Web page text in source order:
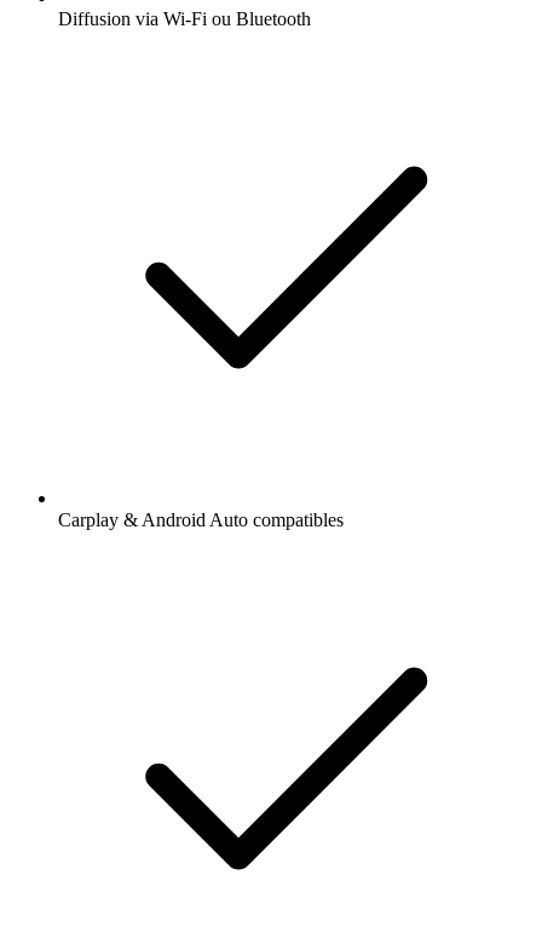
Diffusion via Wi-Fi ou Bluetooth
Carplay & Android Auto compatibles